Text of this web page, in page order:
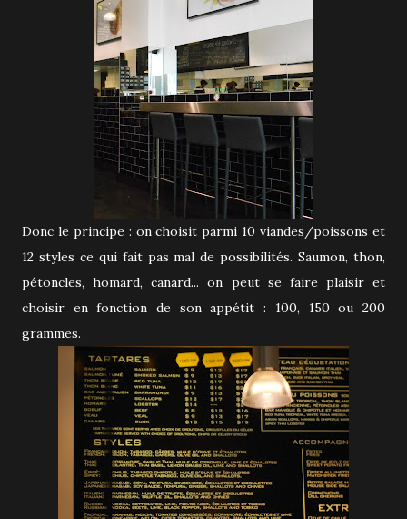
Donc le principe : on choisit parmi 10 viandes/poissons et
12 styles ce qui fait pas mal de possibilités. Saumon, thon,
pétoncles, homard, canard... on peut se faire plaisir et
choisir en fonction de son appétit : 100, 150 ou 200
grammes.